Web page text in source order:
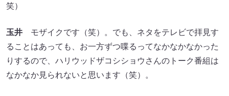
笑）
玉井 モザイクです（笑）。でも、ネタをテレビで拝見す
ることはあっても、お一方ずつ喋るってなかなかなかった
りするので、ハリウッドザコシショウさんのトーク番組は
なかなか見られないと思います（笑）。